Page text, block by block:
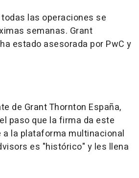
las operaciones se
semanas. Grant
estado asesorada por PwC y
de Grant Thornton España,
paso que la firma da este
la plataforma multinacional
es "histórico" y les llena